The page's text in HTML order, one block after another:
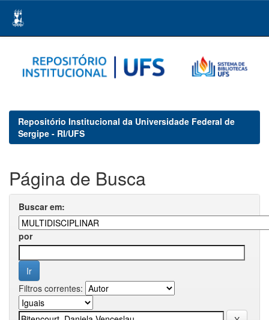
navigation
Repositório Institucional da Universidade Federal de
Sergipe - RI/UFS
Página de Busca
Buscar em:
por
Filtros correntes: